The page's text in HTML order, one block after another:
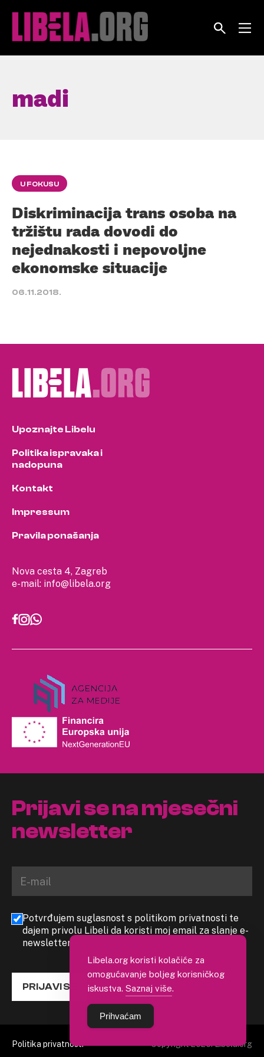
madi
U FOKUSU
Diskriminacija trans osoba na
tržištu rada dovodi do
nejednakosti i nepovoljne
ekonomske situacije
06.11.2018.
Nova cesta 4, Zagreb
e-mail: info@libela.org
Upoznajte Libelu
Politika ispravaka i
nadopuna
Kontakt
Impressum
Pravila ponašanja
Prijavi se na mjesečni
newsletter
Potvrđujem suglasnost s politikom privatnosti te
dajem privolu Libeli da koristi moj email za slanje e-
newslettera
PRIJAVI SE
Politika privatnosti Copyright 2026. Libela.org
Libela.org koristi kolačiće za
omogućavanje boljeg korisničkog
iskustva. Saznaj više.
Prihvaćam